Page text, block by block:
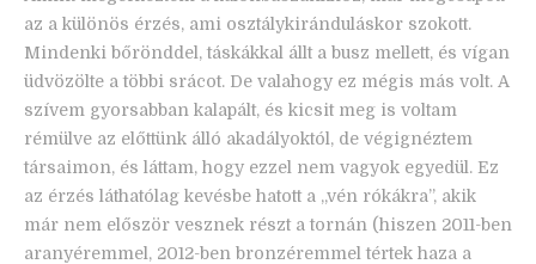
az a különös érzés, ami osztálykiránduláskor szokott.
Mindenki bőrönddel, táskákkal állt a busz mellett, és vígan
üdvözölte a többi srácot. De valahogy ez mégis más volt. A
szívem gyorsabban kalapált, és kicsit meg is voltam
rémülve az előttünk álló akadályoktól, de végignéztem
társaimon, és láttam, hogy ezzel nem vagyok egyedül. Ez
az érzés láthatólag kevésbe hatott a „vén rókákra”, akik
már nem először vesznek részt a tornán (hiszen 2011-ben
aranyéremmel, 2012-ben bronzéremmel tértek haza a